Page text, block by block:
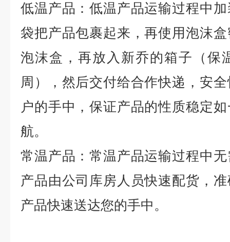
低温产品：低温产品运输过程中
袋把产品包裹起来，再使用泡沫
泡沫盒，再放入新乔的箱子（保
周），然后交付给合作快递，安
户的手中，保证产品的性质稳定
航。
常温产品：常温产品运输过程中
产品由公司库房人员快速配货，
产品快速送达您的手中。